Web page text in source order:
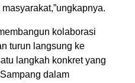
kolaborasi
turun langsung ke
langkah konkret yang
dalam